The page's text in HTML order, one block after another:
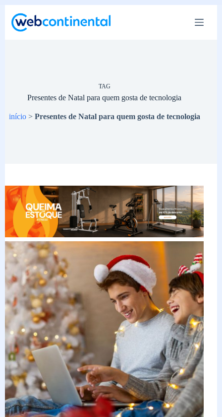
para
TAG
Presentes de Natal para quem gosta de tecnologia
início> Presentes de Natal para quem gosta de tecnologia